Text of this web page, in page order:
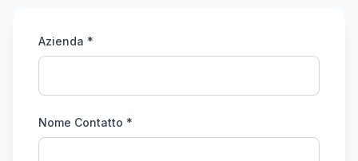
Azienda *
Nome Contatto *